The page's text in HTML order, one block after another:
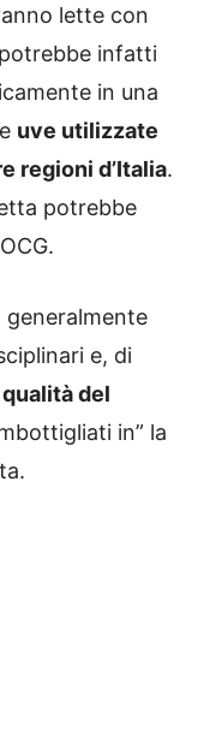
lette con
infatti
in una
uve utilizzate
regioni d’Italia.
potrebbe
generalmente
e, di
del
in” la